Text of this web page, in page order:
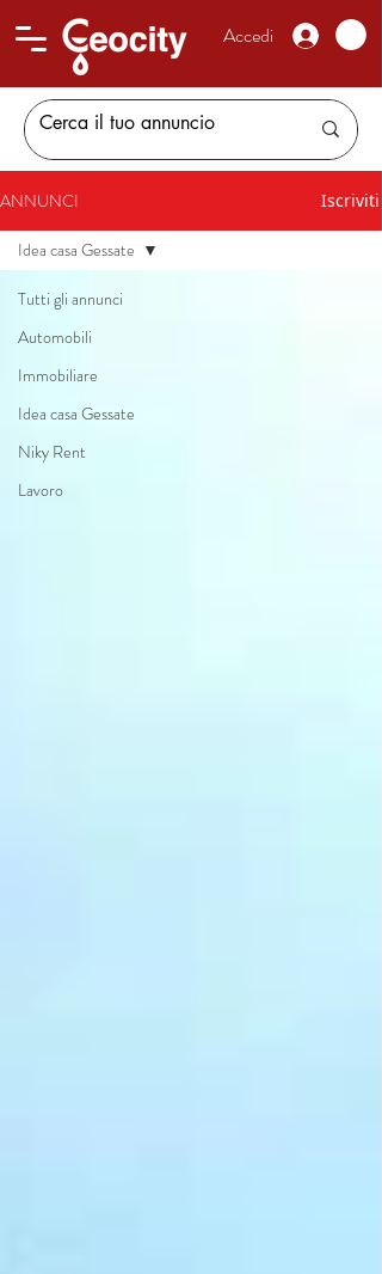
Accedi
ANNUNCI Iscriviti
Tutti gli annunci
Automobili
Immobiliare
Idea casa Gessate
Niky Rent
Lavoro
Idea casa Gessate